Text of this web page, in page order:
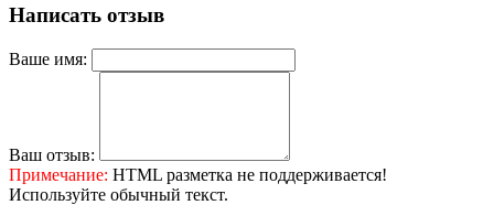
Написать отзыв
Ваше имя:
Ваш отзыв:
Примечание: HTML разметка не поддерживается!
Используйте обычный текст.